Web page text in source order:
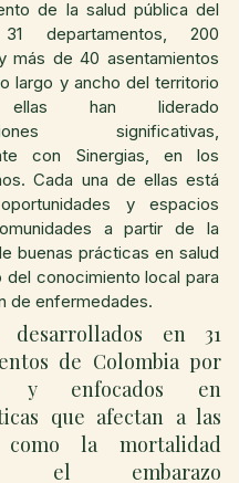
de la salud pública del
departamentos, 200
más de 40 asentamientos
largo y ancho del territorio
ellas han liderado
significativas,
con Sinergias, en los
Cada una de ellas está
y espacios
a partir de la
buenas prácticas en salud
conocimiento local para
de enfermedades.
desarrollados en 31
de Colombia por
y enfocados en
que afectan a las
como la mortalidad
el embarazo